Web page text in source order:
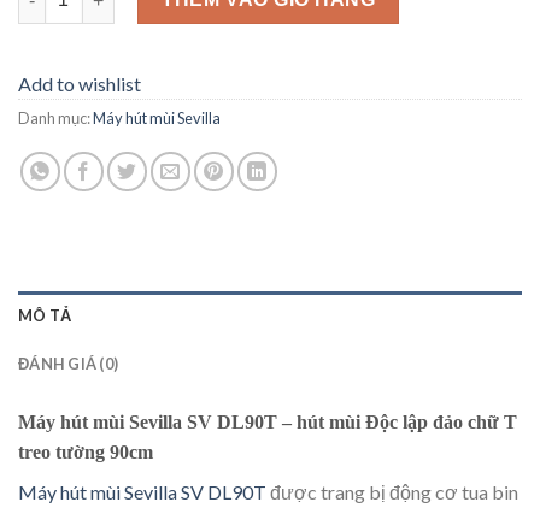
16,890,000₫.
là:
Add to wishlist
Danh mục:Máy hút mùi Sevilla
MÔ TẢ
ĐÁNH GIÁ (0)
Máy hút mùi Sevilla SV DL90T – hút mùi Độc lập đảo chữ T
treo tường 90cm
Máy hút mùi Sevilla SV DL90T được trang bị động cơ tua bin